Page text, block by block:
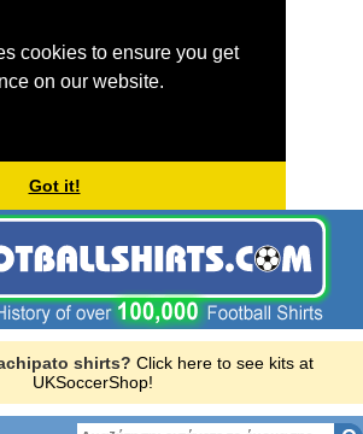
cookies to ensure you get
on our website.
Got it!
shirts? Click here to see kits at
UKSoccerShop!